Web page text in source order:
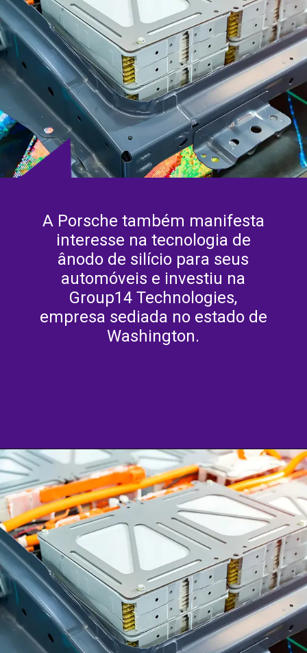
A Porsche também manifesta
interesse na tecnologia de
ânodo de silício para seus
automóveis e investiu na
Group14 Technologies,
empresa sediada no estado de
Washington.